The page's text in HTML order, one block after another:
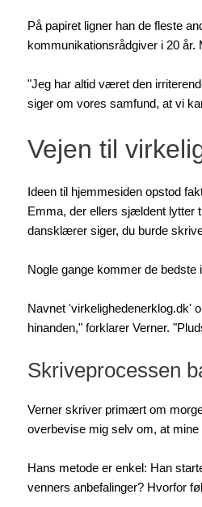
På papiret ligner han de fleste
kommunikationsrådgiver i 20 år.
"Jeg har altid været den
siger om vores samfund, at vi
Vejen til
Ideen til hjemmesiden opstod
Emma, der ellers sjældent lytter
dansklærer siger, du burde
Nogle gange kommer de
Navnet 'virkelighedenerklog.dk'
hinanden," forklarer Verner.
Skriveprocessen
Verner skriver primært om
overbevise mig selv om, at
Hans metode er enkel: Han
venners anbefalinger? Hvorfor